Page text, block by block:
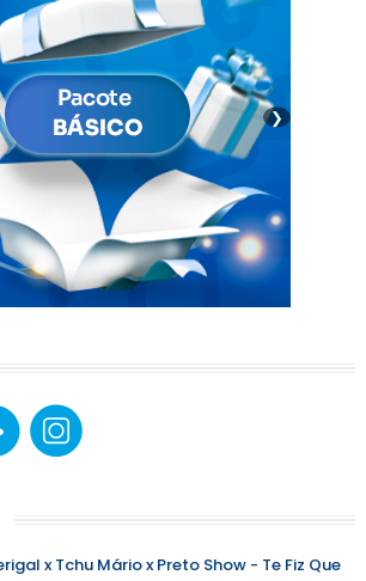
❯
x Tchu Mário x Preto Show - Te Fiz Que